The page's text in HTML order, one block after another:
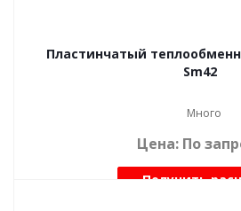
Пластинчатый
Sm42
Много
Цена: По
Получить